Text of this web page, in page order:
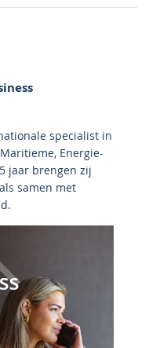
specialist in
Energie-
jaar brengen zij
samen met